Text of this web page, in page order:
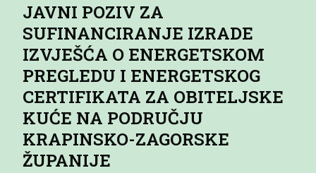
JAVNI POZIV ZA
SUFINANCIRANJE IZRADE
IZVJEŠĆA O ENERGETSKOM
PREGLEDU I ENERGETSKOG
CERTIFIKATA ZA OBITELJSKE
KUĆE NA PODRUČJU
KRAPINSKO-ZAGORSKE
ŽUPANIJE